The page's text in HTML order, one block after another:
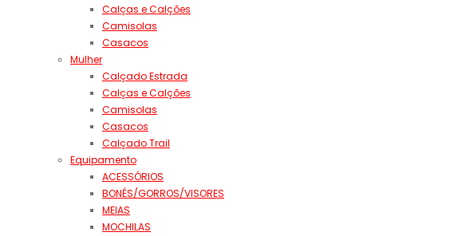
Calças e Calções
Camisolas
Casacos
Mulher
Calçado Estrada
Calças e Calções
Camisolas
Casacos
Calçado Trail
Equipamento
ACESSÓRIOS
BONÉS/GORROS/VISORES
MEIAS
MOCHILAS